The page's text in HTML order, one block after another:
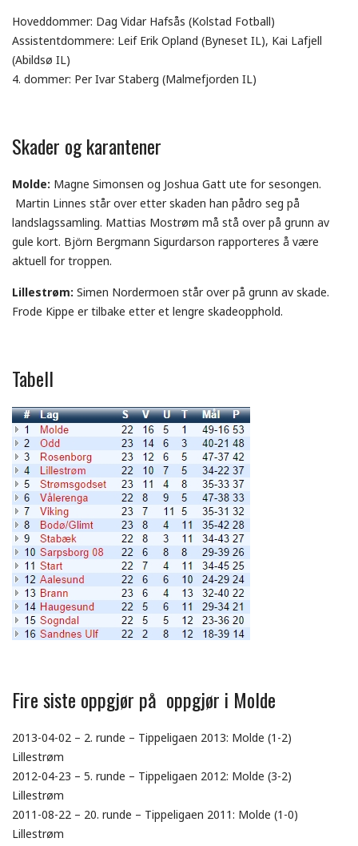
Hoveddommer: Dag Vidar Hafsås (Kolstad Fotball)
Assistentdommere: Leif Erik Opland (Byneset IL), Kai Lafjell
(Abildsø IL)
4. dommer: Per Ivar Staberg (Malmefjorden IL)
Skader og karantener
Molde: Magne Simonsen og Joshua Gatt ute for sesongen.
Martin Linnes står over etter skaden han pådro seg på
landslagssamling. Mattias Mostrøm må stå over på grunn av
gule kort. Björn Bergmann Sigurdarson rapporteres å være
aktuell for troppen.
Lillestrøm: Simen Nordermoen står over på grunn av skade.
Frode Kippe er tilbake etter et lengre skadeopphold.
Tabell
Fire siste oppgjør på oppgjør i Molde
2013-04-02 – 2. runde – Tippeligaen 2013: Molde (1-2)
Lillestrøm
2012-04-23 – 5. runde – Tippeligaen 2012: Molde (3-2)
Lillestrøm
2011-08-22 – 20. runde – Tippeligaen 2011: Molde (1-0)
Lillestrøm